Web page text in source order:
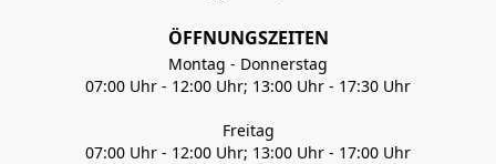
ÖFFNUNGSZEITEN
Montag - Donnerstag
07:00 Uhr - 12:00 Uhr; 13:00 Uhr - 17:30 Uhr
Freitag
07:00 Uhr - 12:00 Uhr; 13:00 Uhr - 17:00 Uhr